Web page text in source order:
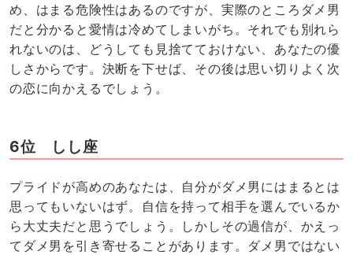
め、はまる危険性はあるのですが、実際のところダメ男
だと分かると愛情は冷めてしまいがち。それでも別れら
れないのは、どうしても見捨てておけない、あなたの優
しさからです。決断を下せば、その後は思い切りよく次
の恋に向かえるでしょう。
6位 しし座
プライドが高めのあなたは、自分がダメ男にはまるとは
思ってもいないはず。自信を持って相手を選んでいるか
ら大丈夫だと思うでしょう。しかしその過信が、かえっ
てダメ男を引き寄せることがあります。ダメ男ではない